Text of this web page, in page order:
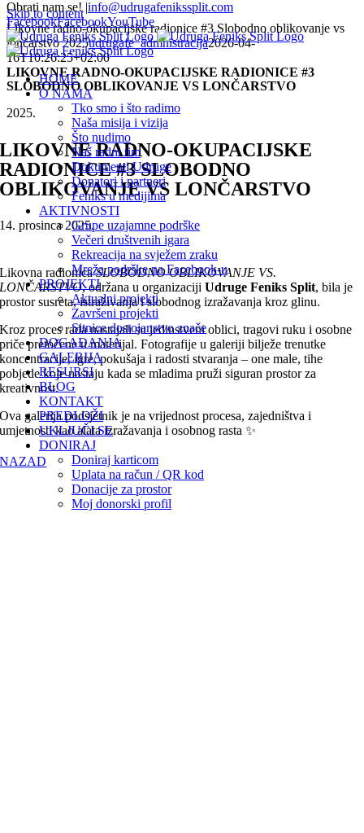
Skip to content
Obrati nam se! |info@udrugafenikssplit.com
FacebookFacebookYouTube
HOME
O NAMA
Tko smo i što radimo
Naša misija i vizija
Što nudimo
Naš radni tim
Dokumenti Udruge
Donatori i partneri
Feniks u medijima
AKTIVNOSTI
Grupe uzajamne podrške
Večeri društvenih igara
Rekreacija na svježem zraku
Mreža podrške na Facebook-u
PROJEKTI
Aktualni projekti
Završeni projekti
Sitnice dostojanstvo znače
DOGAĐANJA
GALERIJA
RESURSI
BLOG
KONTAKT
PREDLOŽI
UKLJUČI SE
DONIRAJ
Doniraj karticom
Uplata na račun / QR kod
Donacije za prostor
Moj donorski profil
Likovne radno-okupacijske radionice #3 Slobodno oblikovanje vs
lončarstvo 2025udrugafe_admnistracija2026-04-
16T10:26:25+02:00
LIKOVNE RADNO-OKUPACIJSKE RADIONICE #3
SLOBODNO OBLIKOVANJE VS LONČARSTVO
2025.
LIKOVNE RADNO-OKUPACIJSKE
RADIONICE #3 SLOBODNO
OBLIKOVANJE VS LONČARSTVO
14. prosinca 2025.
Likovna radionicaSLOBODNO OBLIKOVANJE VS.
LONČARSTVO, održana u organizacijiUdruge Feniks Split, bila je
prostor susreta, istraživanja i slobodnog izražavanja kroz glinu.
Kroz proces rada nastajali su jedinstveni oblici, tragovi ruku i osobne
priče pretočene u materijal. Fotografije u galeriji bilježe trenutke
koncentracije, igre, pokušaja i radosti stvaranja – one male, tihe
pobjede koje nastaju kada se mladima pruži siguran prostor za
kreativnost.
Ova galerija podsjetnik je na vrijednost procesa, zajedništva i
umjetnosti kao alata izražavanja i osobnog rasta ✨
NAZAD